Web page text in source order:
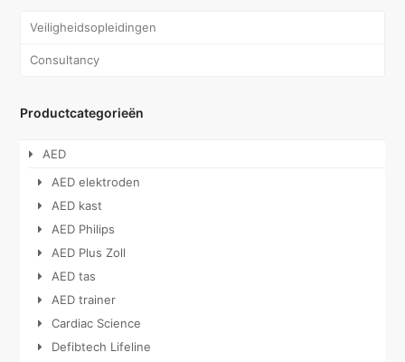
Veiligheidsopleidingen
Consultancy
Productcategorieën
AED
AED elektroden
AED kast
AED Philips
AED Plus Zoll
AED tas
AED trainer
Cardiac Science
Defibtech Lifeline